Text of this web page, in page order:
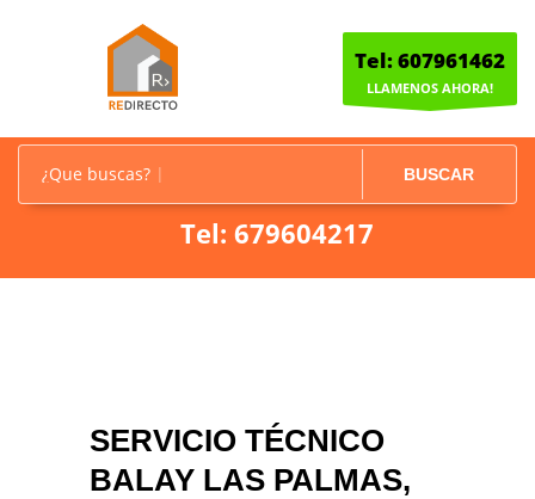
Tel: 607961462
LLAMENOS AHORA!
¿Que buscas? BUSCAR
Tel: 679604217
SERVICIO TÉCNICO
BALAY LAS PALMAS,